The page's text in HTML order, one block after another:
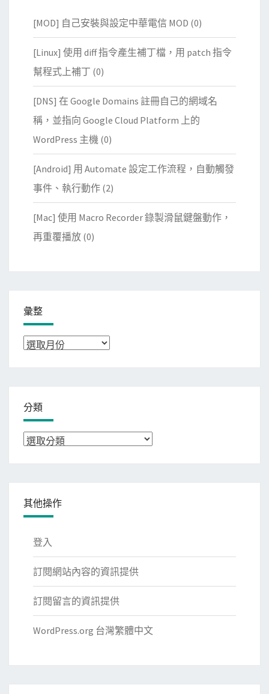
[MOD] 自己安裝與設定中華電信 MOD (0)
[Linux] 使用 diff 指令產生補丁檔，用 patch 指令
幫程式上補丁 (0)
[DNS] 在 Google Domains 註冊自己的網域名
稱，並指向 Google Cloud Platform 上的
WordPress 主機 (0)
[Android] 用 Automate 設定工作流程，自動觸發
事件、執行動作 (2)
[Mac] 使用 Macro Recorder 錄製滑鼠鍵盤動作，
再重覆播放 (0)
彙整
彙
分類
分
其他操作
登入
訂閱網站內容的資訊提供
訂閱留言的資訊提供
WordPress.org 台灣繁體中文